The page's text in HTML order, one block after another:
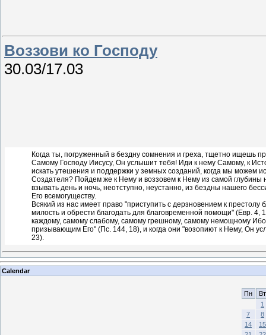
Воззови ко Господу
30.03/17.03
Когда ты, погруженный в бездну сомнения и греха, тщетно ищешь
Самому Господу Иисусу, Он услышит тебя! Иди к нему Самому, к
искать утешения и поддержки у земных созданий, когда мы можем
Создателя? Пойдем же к Нему и воззовем к Нему из самой глубины
взывать день и ночь, неотступно, неустанно, из бездны нашего
Его всемогуществу.
Всякий из нас имеет право "приступить с дерзновением к престолу
милость и обрести благодать для благовременной помощи" (Евр. 4,
каждому, самому слабому, самому грешному, самому немощному Ибо
призывающим Его" (Пс. 144, 18), и когда они "возопиют к Нему, Он
23).
Calendar
Пн
Вт
1
7
8
14
15